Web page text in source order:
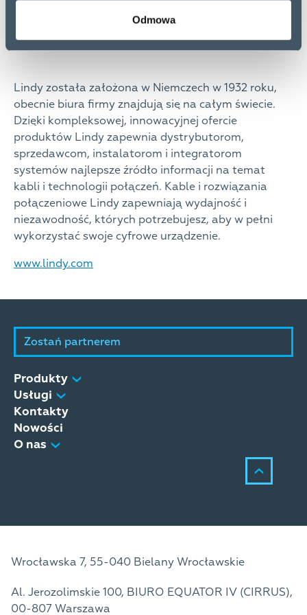
Odmowa
Lindy została założona w Niemczech w 1932 roku,
obecnie biura firmy znajdują się na całym świecie.
Dzięki kompleksowej, innowacyjnej ofercie
produktów Lindy zapewnia dystrybutorom,
sprzedawcom, instalatorom i integratorom
systemów najlepsze źródło informacji na temat
kabli i technologii połączeń. Kable i rozwiązania
połączeniowe Lindy zapewniają wydajność i
niezawodność, których potrzebujesz, aby w pełni
wykorzystać swoje cyfrowe urządzenie.
www.lindy.com
Zostań partnerem
Produkty
Usługi
Kontakty
Nowości
O nas
Wrocławska 7, 55-040 Bielany Wrocławskie
Al. Jerozolimskie 100, BIURO EQUATOR IV (CIRRUS),
00-807 Warszawa